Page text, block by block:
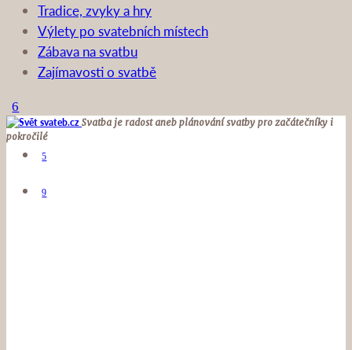
Tradice, zvyky a hry
Výlety po svatebních místech
Zábava na svatbu
Zajímavosti o svatbě
Svatba je radost aneb plánování svatby pro začátečníky i
pokročilé